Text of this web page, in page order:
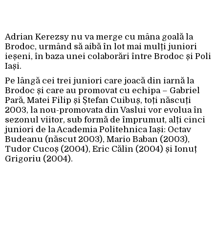
Adrian Kerezsy nu va merge cu mâna goală la
Brodoc, urmând să aibă în lot mai mulți juniori
ieșeni, în baza unei colaborări între Brodoc și Poli
Iași.
Pe lângă cei trei juniori care joacă din iarnă la
Brodoc și care au promovat cu echipa – Gabriel
Pară, Matei Filip și Ștefan Cuibuș, toți născuți
2003, la nou-promovata din Vaslui vor evolua în
sezonul viitor, sub formă de împrumut, alți cinci
juniori de la Academia Politehnica Iași: Octav
Budeanu (născut 2003), Mario Baban (2003),
Tudor Cucoș (2004), Eric Călin (2004) și Ionuț
Grigoriu (2004).